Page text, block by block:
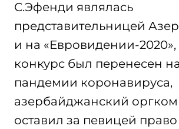
С.Эфенди являлась
представительницей
и на «Евровидении-2020»,
конкурс был перенесен
пандемии коронавируса,
азербайджанский
оставил за певицей право